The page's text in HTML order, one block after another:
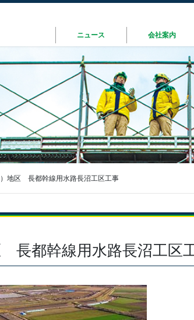
ニュース 会社案内
地区 長都幹線用水路長沼工区工事
長都幹線用水路長沼工区